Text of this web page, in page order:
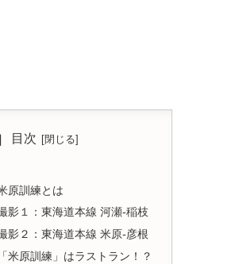
目次
原訓練とは
影１：東海道本線 河瀬-稲枝
影２：東海道本線 米原-彦根
「米原訓練」はラストラン！？